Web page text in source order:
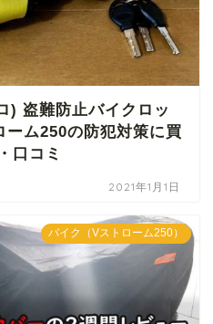
盗難防止バイクロッ
ーム250の防犯対策に買
口コミ
2021年1月1日
バイク（Vストローム250）